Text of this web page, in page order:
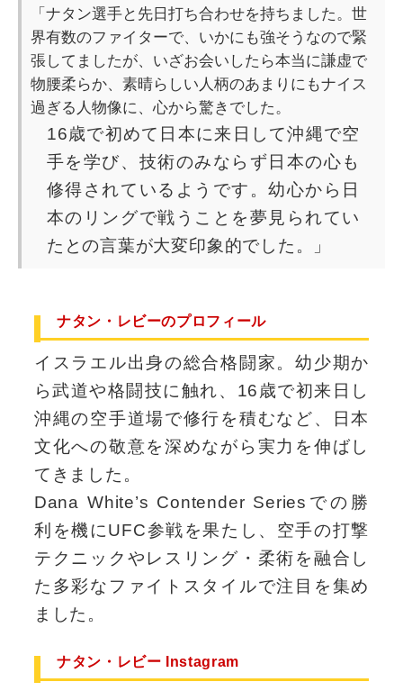
「ナタン選手と先日打ち合わせを持ちました。世
界有数のファイターで、いかにも強そうなので緊
張してましたが、いざお会いしたら本当に謙虚で
物腰柔らか、素晴らしい人柄のあまりにもナイス
過ぎる人物像に、心から驚きでした。
16歳で初めて日本に来日して沖縄で空
手を学び、技術のみならず日本の心も
修得されているようです。幼心から日
本のリングで戦うことを夢見られてい
たとの言葉が大変印象的でした。」
ナタン・レビーのプロフィール
イスラエル出身の総合格闘家。幼少期か
ら武道や格闘技に触れ、16歳で初来日し
沖縄の空手道場で修行を積むなど、日本
文化への敬意を深めながら実力を伸ばし
てきました。
Dana White’s Contender Seriesでの勝
利を機にUFC参戦を果たし、空手の打撃
テクニックやレスリング・柔術を融合し
た多彩なファイトスタイルで注目を集め
ました。
ナタン・レビー Instagram